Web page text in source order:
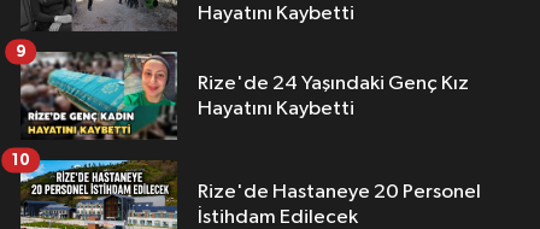
Hayatını Kaybetti
Rize'de 24 Yaşındaki Genç Kız
Hayatını Kaybetti
9
Rize'de Hastaneye 20 Personel
İstihdam Edilecek
10